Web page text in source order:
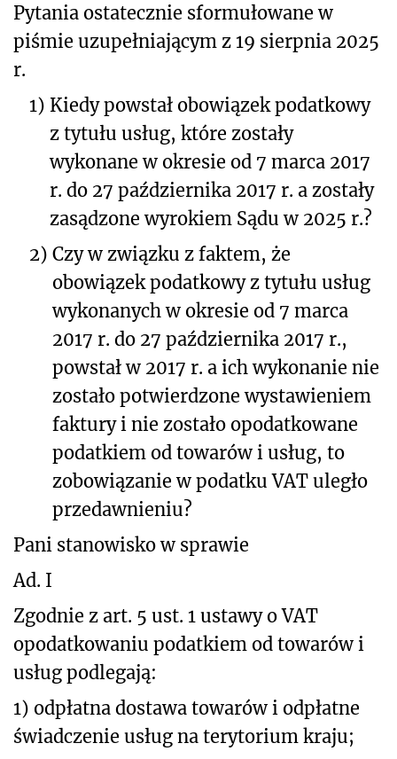
Pytania ostatecznie sformułowane w
piśmie uzupełniającym z 19 sierpnia 2025
r.
1) Kiedy powstał obowiązek podatkowy
z tytułu usług, które zostały
wykonane w okresie od 7 marca 2017
r. do 27 października 2017 r. a zostały
zasądzone wyrokiem Sądu w 2025 r.?
2) Czy w związku z faktem, że
obowiązek podatkowy z tytułu usług
wykonanych w okresie od 7 marca
2017 r. do 27 października 2017 r.,
powstał w 2017 r. a ich wykonanie nie
zostało potwierdzone wystawieniem
faktury i nie zostało opodatkowane
podatkiem od towarów i usług, to
zobowiązanie w podatku VAT uległo
przedawnieniu?
Pani stanowisko w sprawie
Ad. I
Zgodnie z art. 5 ust. 1 ustawy o VAT
opodatkowaniu podatkiem od towarów i
usług podlegają:
1) odpłatna dostawa towarów i odpłatne
świadczenie usług na terytorium kraju;